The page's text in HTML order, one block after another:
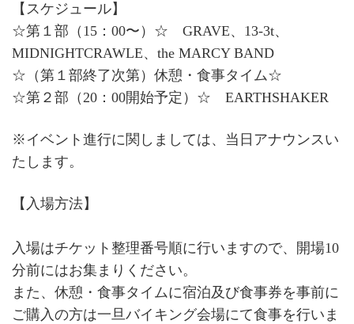
【スケジュール】
☆第１部（15：00〜）☆ GRAVE、13-3t、
MIDNIGHTCRAWLE、the MARCY BAND
☆（第１部終了次第）休憩・食事タイム☆
☆第２部（20：00開始予定）☆ EARTHSHAKER
※イベント進行に関しましては、当日アナウンスい
たします。
【入場方法】
入場はチケット整理番号順に行いますので、開場10
分前にはお集まりください。
また、休憩・食事タイムに宿泊及び食事券を事前に
ご購入の方は一旦バイキング会場にて食事を行いま